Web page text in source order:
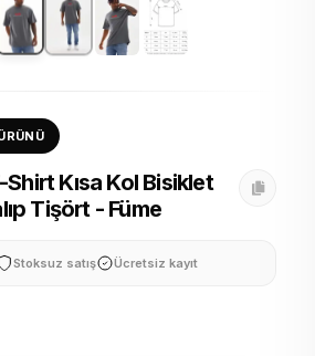
Shirt Kısa Kol Bisiklet
Tişört - Füme
Stoksuz satış Ücretsiz kayıt